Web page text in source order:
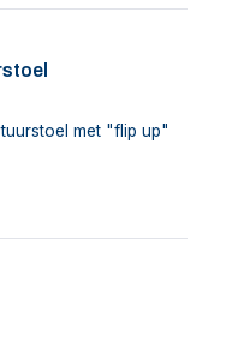
met "flip up"